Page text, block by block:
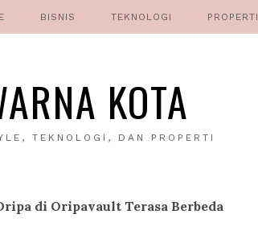
BISNIS TEKNOLOGI PROPERTI
KOTA
TEKNOLOGI, DAN PROPERTI
di Oripavault Terasa Berbeda